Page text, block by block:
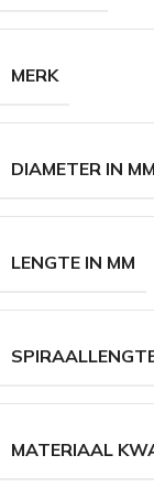
MERK
DIAMETER IN MM
LENGTE IN MM
MATERIAAL